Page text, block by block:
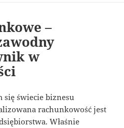
–
w
się świecie biznesu
rachunkowość jest
Właśnie